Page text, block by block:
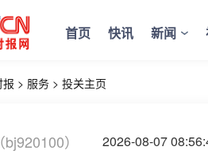
首页 快讯 新闻
> 服务 > 投关主页
bj920100） 2026-08-07